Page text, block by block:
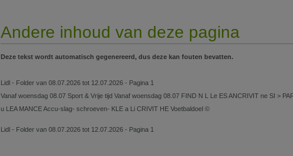
Andere inhoud van deze pagina
Deze tekst wordt automatisch gegenereerd, dus deze kan fouten bevatten.
Lidl - Folder van 08.07.2026 tot 12.07.2026 - Pagina 1
Vanaf woensdag 08.07 Sport & Vrije tijd Vanaf woensdag 08.07 FIND N L Le ES ANCRIVIT ne SI >
u LEA MANCE Accu-slag- schroeven- KLE a Li CRIVIT HE Voetbaldoel ©
Lidl - Folder van 08.07.2026 tot 12.07.2026 - Pagina 1